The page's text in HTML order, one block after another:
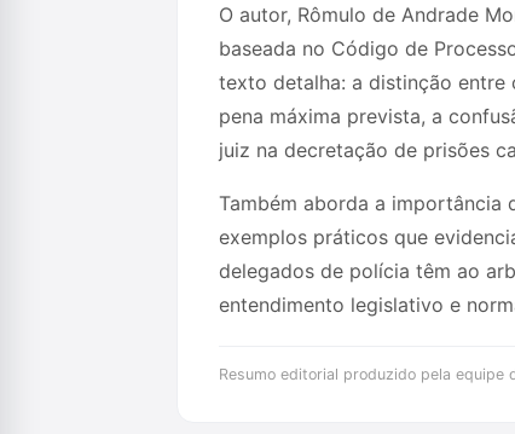
O autor, Rômulo de Andrade
baseada no Código de
texto detalha: a distinção entre
pena máxima prevista, a
juiz na decretação de prisões
Também aborda a importância
exemplos práticos que
delegados de polícia têm ao
entendimento legislativo e
Resumo editorial produzido pela